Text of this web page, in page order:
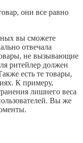
они все равно
вы сможете
отвечала
не вызывающие
ритейлер должен
есть те товары,
К примеру,
лишнего веса
Вы же